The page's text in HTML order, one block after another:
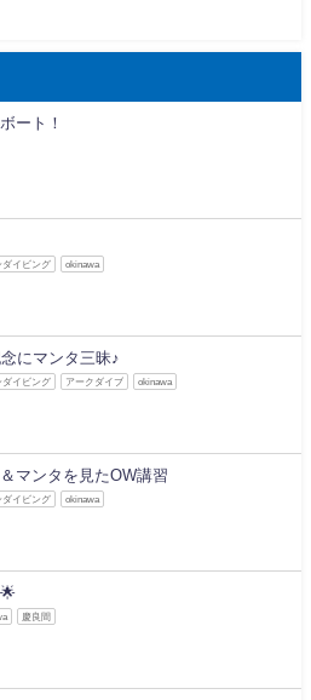
ート！
ダイビング okinawa
にマンタ三昧♪
ダイビング アークダイブ okinawa
マンタを見たOW講習
ダイビング okinawa
慶良間